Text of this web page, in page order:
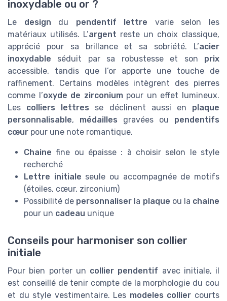
inoxydable ou or ?
Le design du pendentif lettre varie selon les
matériaux utilisés. L’argent reste un choix classique,
apprécié pour sa brillance et sa sobriété. L’acier
inoxydable séduit par sa robustesse et son prix
accessible, tandis que l’or apporte une touche de
raffinement. Certains modèles intègrent des pierres
comme l’oxyde de zirconiumpour un effet lumineux.
Les colliers lettres se déclinent aussi en plaque
personnalisable, médailles gravées ou pendentifs
cœur pour une note romantique.
Chaine fine ou épaisse : à choisir selon le style
recherché
Lettre initiale seule ou accompagnée de motifs
(étoiles, cœur, zirconium)
Possibilité de personnaliser la plaque ou la chaine
pour un cadeau unique
Conseils pour harmoniser son collier
initiale
Pour bien porter un collier pendentif avec initiale, il
est conseillé de tenir compte de la morphologie du cou
et du style vestimentaire. Les modeles collier courts